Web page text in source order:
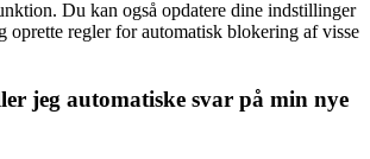
Du kan også opdatere dine indstillinger
oprette regler for automatisk blokering af visse
jeg automatiske svar på min nye